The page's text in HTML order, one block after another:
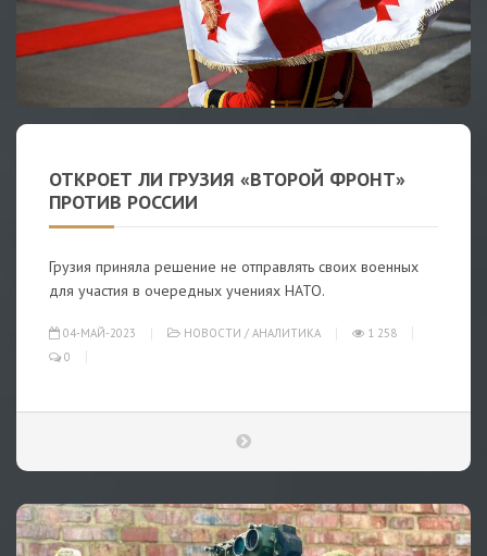
ОТКРОЕТ ЛИ ГРУЗИЯ «ВТОРОЙ ФРОНТ»
ПРОТИВ РОССИИ
Грузия приняла решение не отправлять своих военных
для участия в очередных учениях НАТО.
04-МАЙ-2023 НОВОСТИ / АНАЛИТИКА
1 258
0